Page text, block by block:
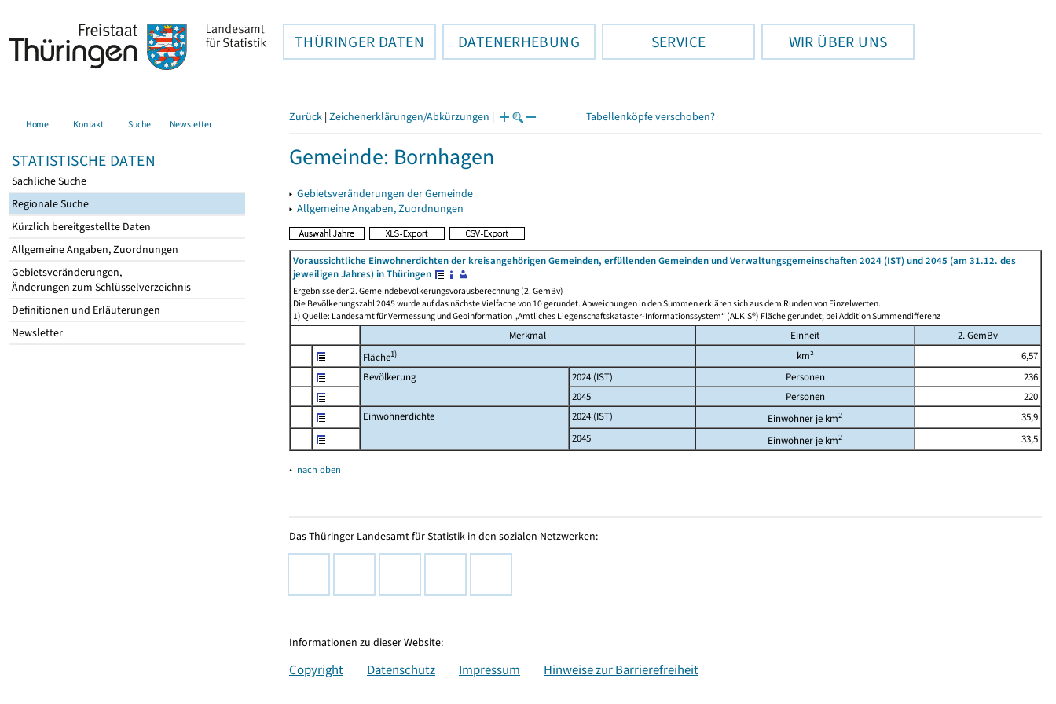
THÜRINGER DATEN DATENERHEBUNG SERVICE WIR ÜBER UNS
Home Kontakt Suche Newsletter
STATISTISCHE DATEN
Sachliche Suche
Regionale Suche
Kürzlich bereitgestellte Daten
Allgemeine Angaben, Zuordnungen
Gebietsveränderungen,
Änderungen zum Schlüsselverzeichnis
Definitionen und Erläuterungen
Newsletter
Zurück | Zeichenerklärungen/Abkürzungen | Tabellenköpfe verschoben?
Gemeinde: Bornhagen
▸ Gebietsveränderungen der Gemeinde
▸ Allgemeine Angaben, Zuordnungen
Voraussichtliche Einwohnerdichten der kreisangehörigen Gemeinden, erfüllenden Gemeinden und Verwaltungsgemeinschaften 2024 (IST) und 2045 (am 31.12. des
jeweiligen Jahres) in Thüringen
Ergebnisse der 2. Gemeindebevölkerungsvorausberechnung (2. GemBv)
Die Bevölkerungszahl 2045 wurde auf das nächste Vielfache von 10 gerundet. Abweichungen in den Summen erklären sich aus dem Runden von Einzelwerten.
1) Quelle: Landesamt für Vermessung und Geoinformation „Amtliches Liegenschaftskataster-Informationssystem“ (ALKIS®) Fläche gerundet; bei Addition Summendifferenz
Merkmal Einheit
2. GemBv
Fläche1) km²
6,57
Bevölkerung
2024 (IST) Personen
236
2045
Personen
220
Einwohnerdichte
2024 (IST) Einwohner je km2
35,9
2045
Einwohner je km2 33,5
▴ nach oben
Das Thüringer Landesamt für Statistik in den sozialen Netzwerken:
Informationen zu dieser Website:
Copyright Datenschutz Impressum Hinweise zur Barrierefreiheit